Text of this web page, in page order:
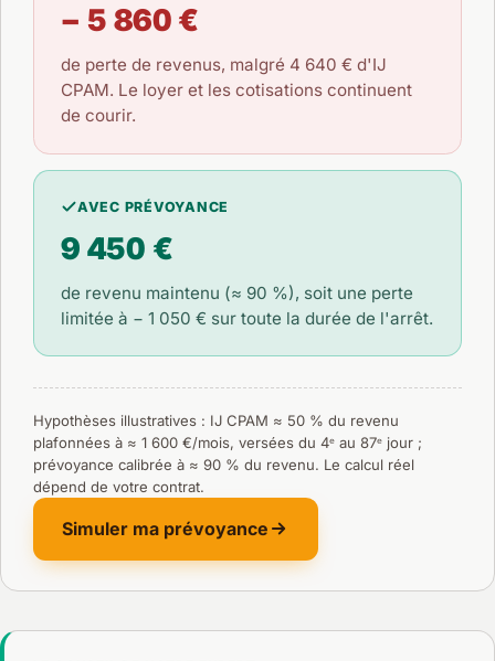
− 5 860 €
de perte de revenus, malgré 4 640 € d'IJ
CPAM. Le loyer et les cotisations continuent
de courir.
AVEC PRÉVOYANCE
9 450 €
de revenu maintenu (≈ 90 %), soit une perte
limitée à − 1 050 € sur toute la durée de l'arrêt.
Hypothèses illustratives : IJ CPAM ≈ 50 % du revenu
plafonnées à ≈ 1 600 €/mois, versées du 4ᵉ au 87ᵉ jour ;
prévoyance calibrée à ≈ 90 % du revenu. Le calcul réel
dépend de votre contrat.
Simuler ma prévoyance